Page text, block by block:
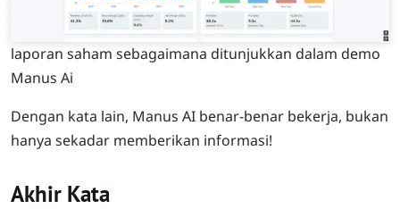
laporan saham sebagaimana ditunjukkan dalam demo
Manus Ai
Dengan kata lain, Manus AI benar-benar bekerja, bukan
hanya sekadar memberikan informasi!
Akhir Kata